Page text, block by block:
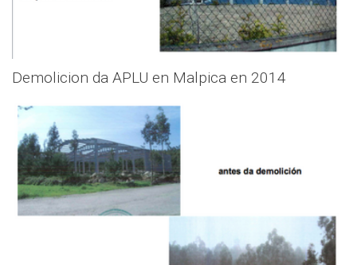
Demolicion da APLU en Malpica en 2014